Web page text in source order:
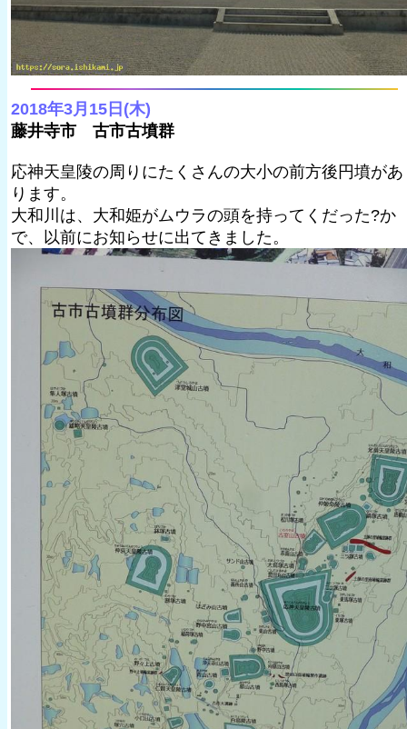
2018年3月15日(木)
藤井寺市 古市古墳群
応神天皇陵の周りにたくさんの大小の前方後円墳があ
ります。
大和川は、大和姫がムウラの頭を持ってくだった?か
で、以前にお知らせに出てきました。